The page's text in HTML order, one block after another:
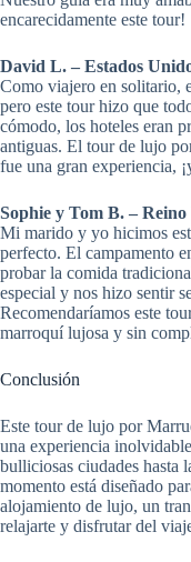
encarecidamente este tour!
David L. – Estados
Como viajero en solitario,
pero este tour hizo que
cómodo, los hoteles eran
antiguas. El tour de lujo
fue una gran experiencia,
Sophie y Tom B. –
Mi marido y yo hicimos
perfecto. El campamento
probar la comida
especial y nos hizo sentir
Recomendaríamos este
marroquí lujosa y sin
Conclusión
Este tour de lujo por
una experiencia
bulliciosas ciudades hasta
momento está diseñado
alojamiento de lujo, un
relajarte y disfrutar del